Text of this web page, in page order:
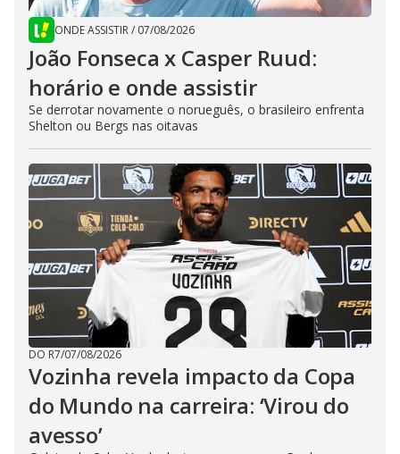
ONDE ASSISTIR/ 07/08/2026
João Fonseca x Casper Ruud:
horário e onde assistir
Se derrotar novamente o norueguês, o brasileiro enfrenta
Shelton ou Bergs nas oitavas
DO R7/07/08/2026
Vozinha revela impacto da Copa
do Mundo na carreira: ‘Virou do
avesso’